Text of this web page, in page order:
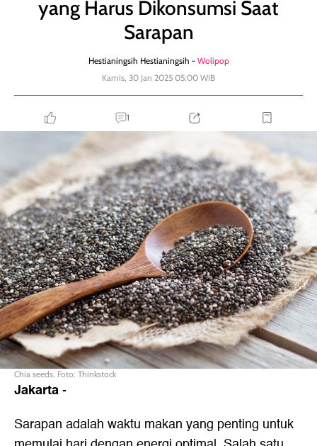
yang Harus Dikonsumsi Saat
Sarapan
Hestianingsih Hestianingsih - Wolipop
Kamis, 30 Jan 2025 05:00 WIB
1
Chia seeds. Foto: Thinkstock
Jakarta-
Sarapan adalah waktu makan yang penting untuk